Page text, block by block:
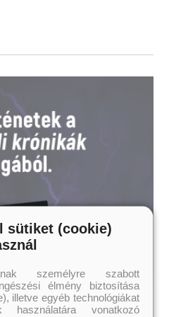
Greene, bestsellerszerző –
ki! Légy jelen!
sütiket (cookie)
személyre szabott
élmény biztosítása
illetve egyéb technológiákat
vonatkozó